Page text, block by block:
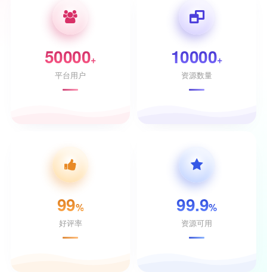
50000+
平台用户
10000+
资源数量
99%
好评率
99.9%
资源可用